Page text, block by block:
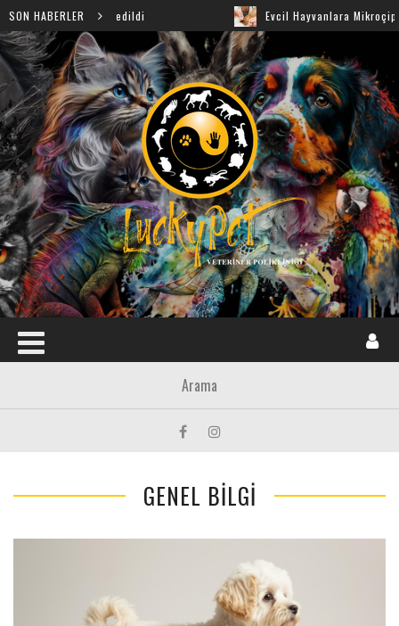
SON HABERLER
Keşfedildi Evcil Hayvanlara Mikroçip ve Pasaport
GENEL BILGI